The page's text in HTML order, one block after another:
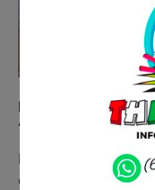
PF bloqueia R$ 30
‘lavava’ dinheiro
Na manhã desta
deflagrou a